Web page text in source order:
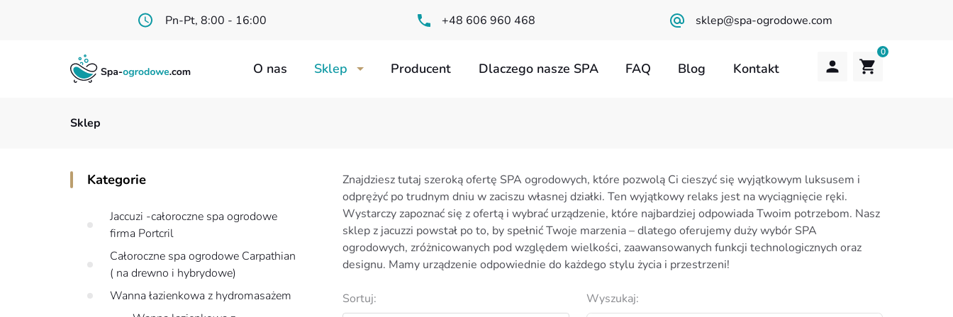
Pn-Pt, 8:00 - 16:00 +48 606 960 468 sklep@spa-ogrodowe.com
O nas Sklep
Baseny ogrodowe z przeciwprądem
Baterie wolnostojące
Akcesoria do basenów
Producent Dlaczego nasze SPA FAQ Blog Kontakt
0
Sklep
Kategorie
Jaccuzi -całoroczne spa ogrodowe
firma Portcril
Całoroczne spa ogrodowe Carpathian
( na drewno i hybrydowe)
Wanna łazienkowa z hydromasażem
Znajdziesz tutaj szeroką ofertę SPA ogrodowych, które pozwolą Ci cieszyć się wyjątkowym luksusem i
odprężyć po trudnym dniu w zaciszu własnej działki. Ten wyjątkowy relaks jest na wyciągnięcie ręki.
Wystarczy zapoznać się z ofertą i wybrać urządzenie, które najbardziej odpowiada Twoim potrzebom. Nasz
sklep z jacuzzi powstał po to, by spełnić Twoje marzenia – dlatego oferujemy duży wybór SPA
ogrodowych, zróżnicowanych pod względem wielkości, zaawansowanych funkcji technologicznych oraz
designu. Mamy urządzenie odpowiednie do każdego stylu życia i przestrzeni!
Sortuj: Wyszukaj: